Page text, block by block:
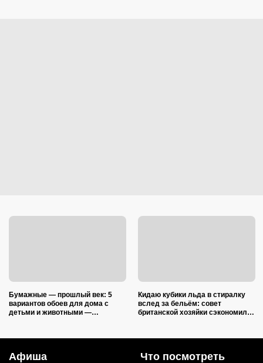
Бумажные — прошлый век: 5
вариантов обоев для дома с
детьми и животными —
Кидаю кубики льда в стиралку
вслед за бельём: совет
британской хозяйки сэкономил
Афиша Что посмотреть